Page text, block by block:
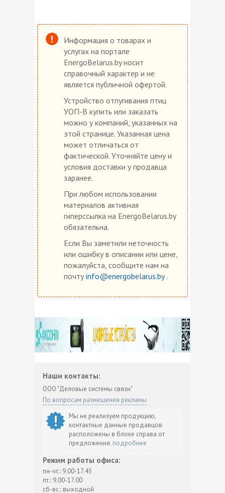
Информация о товарах и
услугах на портале
EnergoBelarus.by носит
справочный характер и не
является публичной офертой.
Устройство отпугивания птиц
УОП-В купить или заказать
можно у компаний, указанных на
этой странице. Указанная цена
может отличаться от
фактической. Уточняйте цену и
условия доставки у продавца
заранее.
При любом использовании
материалов активная
гиперссылка на EnergoBelarus.by
обязательна.
Если Вы заметили неточность
или ошибку в описании или цене,
пожалуйста, сообщите нам на
почту info@energobelarus.by.
Наши контакты:
ООО "Деловые системы связи"
По вопросам размещения рекламы
Мы не реализуем продукцию,
контактные данные продавцов
расположены в блоке справа от
предложения. подробнее
Режим работы офиса:
пн-чт.: 9.00-17.45
пт.: 9.00-17.00
сб-вс.: выходной